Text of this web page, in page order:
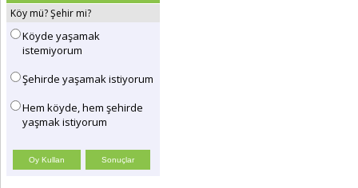
Köy mü? Şehir mi?
Köyde yaşamak
istemiyorum
Şehirde yaşamak istiyorum
Hem köyde, hem şehirde
yaşmak istiyorum